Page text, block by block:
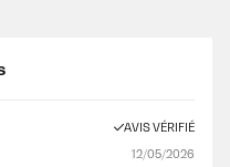
AVIS VÉRIFIÉ
12/05/2026